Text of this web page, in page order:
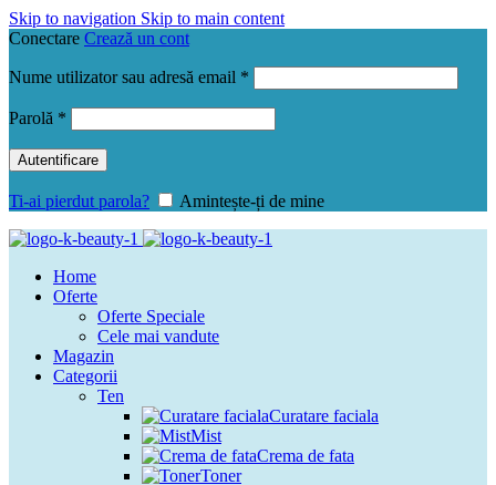
Skip to navigation Skip to main content
Conectare Crează un cont
Nume utilizator sau adresă email *
Parolă *
Autentificare
Ti-ai pierdut parola? Amintește-ți de mine
Home
Oferte
Oferte Speciale
Cele mai vandute
Magazin
Categorii
Ten
Curatare faciala
Mist
Crema de fata
Toner